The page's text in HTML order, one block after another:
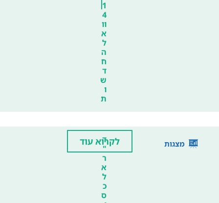
1
4
וו
א
ל
ה
ח
ד
ש
ו
ת
מצגות
ד
"
ר
א
ל
כ
ס
לקרוא עוד